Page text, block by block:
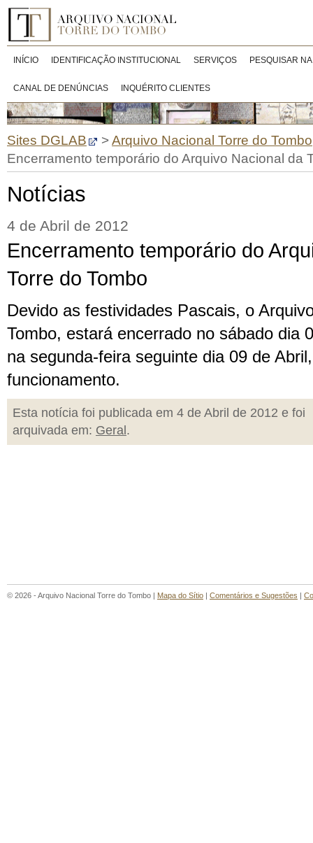
INÍCIO IDENTIFICAÇÃO INSTITUCIONAL SERVIÇOS PESQUISAR
CANAL DE DENÚNCIAS INQUÉRITO CLIENTES
Sites DGLAB >Arquivo Nacional Torre do Tombo
Encerramento temporário do Arquivo Nacional da
Notícias
4 de Abril de 2012
Encerramento temporário do
Torre do Tombo
Devido as festividades Pascais, o
Tombo, estará encerrado no sábado dia
na segunda-feira seguinte dia 09 de
funcionamento.
Esta notícia foi publicada em 4 de Abril de 2012 e foi
arquivada em: Geral .
© 2026 - Arquivo Nacional Torre do Tombo | Mapa do Sítio | Comentários e Sugestões |